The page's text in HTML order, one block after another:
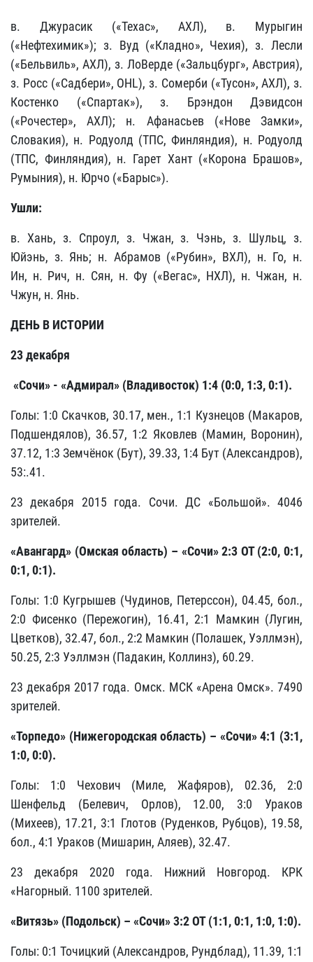
в. Джурасик («Техас», АХЛ), в. Мурыгин
(«Нефтехимик»); з. Вуд («Кладно», Чехия), з. Лесли
(«Бельвиль», АХЛ), з. ЛоВерде («Зальцбург», Австрия),
з. Росс («Садбери», OHL), з. Сомерби («Тусон», АХЛ), з.
Костенко («Спартак»), з. Брэндон Дэвидсон
(«Рочестер», АХЛ); н. Афанасьев («Нове Замки»,
Словакия), н. Родуолд (ТПС, Финляндия), н. Родуолд
(ТПС, Финляндия), н. Гарет Хант («Корона Брашов»,
Румыния), н. Юрчо («Барыс»).
Ушли:
в. Хань, з. Спроул, з. Чжан, з. Чэнь, з. Шульц, з.
Юйэнь, з. Янь; н. Абрамов («Рубин», ВХЛ), н. Го, н.
Ин, н. Рич, н. Сян, н.Фу («Вегас», НХЛ), н. Чжан, н.
Чжун, н. Янь.
ДЕНЬ В ИСТОРИИ
23 декабря
«Сочи» - «Адмирал» (Владивосток) 1:4 (0:0, 1:3, 0:1).
Голы: 1:0 Скачков, 30.17, мен., 1:1 Кузнецов (Макаров,
Подшендялов), 36.57, 1:2 Яковлев (Мамин, Воронин),
37.12, 1:3 Земчёнок (Бут), 39.33, 1:4 Бут (Александров),
53:.41.
23 декабря 2015 года. Сочи. ДС «Большой». 4046
зрителей.
«Авангард» (Омская область) – «Сочи» 2:3 ОТ (2:0, 0:1,
0:1, 0:1).
Голы: 1:0 Кугрышев (Чудинов, Петерссон), 04.45, бол.,
2:0 Фисенко (Пережогин), 16.41, 2:1 Мамкин (Лугин,
Цветков), 32.47, бол., 2:2 Мамкин (Полашек, Уэллмэн),
50.25, 2:3 Уэллмэн (Падакин, Коллинз), 60.29.
23 декабря 2017 года. Омск. МСК «Арена Омск». 7490
зрителей.
«Торпедо» (Нижегородская область) – «Сочи» 4:1 (3:1,
1:0, 0:0).
Голы: 1:0 Чехович (Миле, Жафяров), 02.36, 2:0
Шенфельд (Белевич, Орлов), 12.00, 3:0 Ураков
(Михеев), 17.21, 3:1 Глотов (Руденков, Рубцов), 19.58,
бол., 4:1 Ураков (Мишарин, Аляев), 32.47.
23 декабря 2020 года. Нижний Новгород. КРК
«Нагорный. 1100 зрителей.
«Витязь» (Подольск) – «Сочи» 3:2 ОТ (1:1, 0:1, 1:0, 1:0).
Голы: 0:1 Точицкий (Александров, Рундблад), 11.39, 1:1